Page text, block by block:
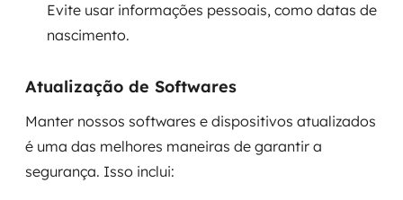
Evite usar informações pessoais, como datas de
nascimento.
Atualização de Softwares
Manter nossos softwares e dispositivos atualizados
é uma das melhores maneiras de garantir a
segurança. Isso inclui: